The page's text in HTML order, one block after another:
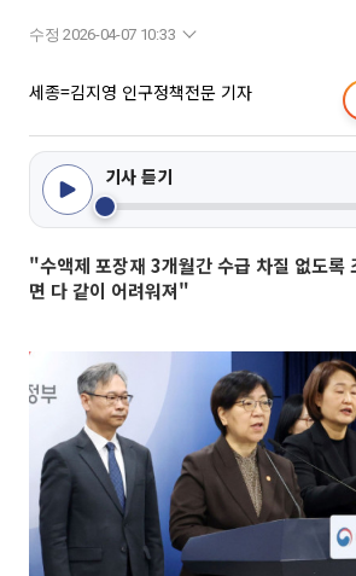
수정 2026-04-07 10:33
세종=김지영 인구정책전문 기자
기사 듣기
"수액제 포장재 3개월간 수급 차질 없도
면 다 같이 어려워져"